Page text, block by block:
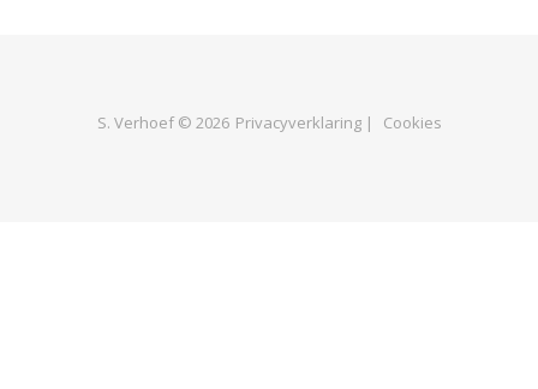
S. Verhoef © 2026 Privacyverklaring | Cookies